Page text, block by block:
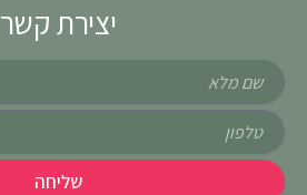
יצירת קשר
שם
טלפון
שליחה